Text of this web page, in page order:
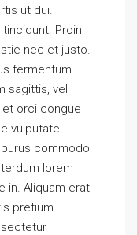
ut dui.
Proin
nec et justo.
fermentum.
sagittis, vel
et orci congue
vulputate
commodo
lorem
in. Aliquam erat
pretium.